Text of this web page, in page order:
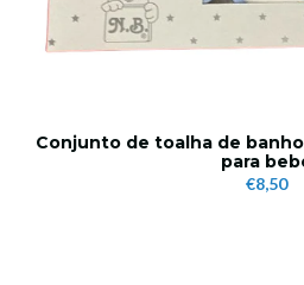
Conjunto de toalha de
para
€8,50